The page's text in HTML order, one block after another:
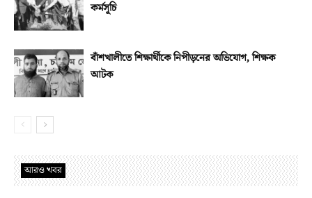
কর্মসূচি
বাঁশখালীতে শিক্ষার্থীকে নিপীড়নের অভিযোগ, শিক্ষক
আটক
আরও খবর